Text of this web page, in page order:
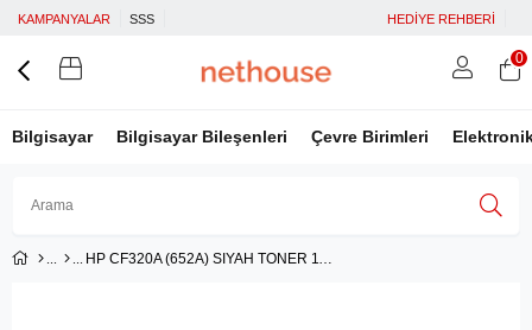
KAMPANYALAR SSS HEDİYE REHBERİ
Bilgisayar Bilgisayar Bileşenleri Çevre Birimleri
Üye Girişi Üye Ol
0
HP CF320A (652A) SIYAH TONER 11.000 SAYFA